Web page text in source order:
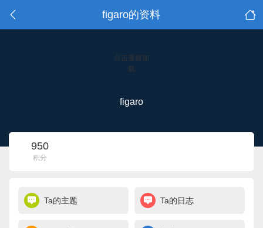
figaro的资料
点击重新加
载
figaro
950
积分
Ta的主题 Ta的日志